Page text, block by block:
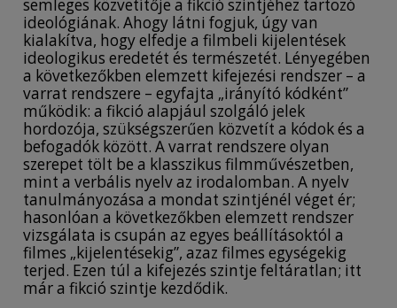
semleges közvetítője a fikció szintjéhez tartozó
ideológiának. Ahogy látni fogjuk, úgy van
kialakítva, hogy elfedje a filmbeli kijelentések
ideologikus eredetét és természetét. Lényegében
a következőkben elemzett kifejezési rendszer – a
varrat rendszere – egyfajta „irányító kódként”
működik: a fikció alapjául szolgáló jelek
hordozója, szükségszerűen közvetít a kódok és a
befogadók között. A varrat rendszere olyan
szerepet tölt be a klasszikus filmművészetben,
mint a verbális nyelv az irodalomban. A nyelv
tanulmányozása a mondat szintjénél véget ér;
hasonlóan a következőkben elemzett rendszer
vizsgálata is csupán az egyes beállításoktól a
filmes „kijelentésekig”, azaz filmes egységekig
terjed. Ezen túl a kifejezés szintje feltáratlan; itt
már a fikció szintje kezdődik.